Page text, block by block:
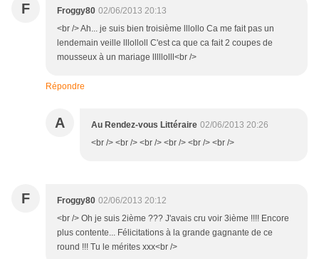
F Froggy80 02/06/2013 20:13
<br /> Ah... je suis bien troisième lllollo Ca me fait pas un
lendemain veille lllolloll C'est ca que ca fait 2 coupes de
mousseux à un mariage lllllolll<br />
Répondre
A Au Rendez-vous Littéraire 02/06/2013 20:26
<br /> <br /> <br /> <br /> <br /> <br />
F Froggy80 02/06/2013 20:12
<br /> Oh je suis 2ième ??? J'avais cru voir 3ième !!!! Encore
plus contente... Félicitations à la grande gagnante de ce
round !!! Tu le mérites xxx<br />